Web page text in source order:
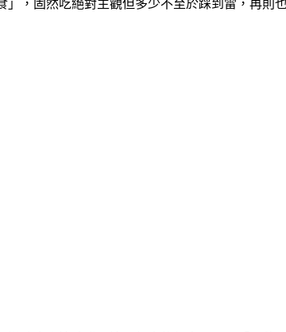
，固然吃絕對主觀但多少不至於踩到雷，再則